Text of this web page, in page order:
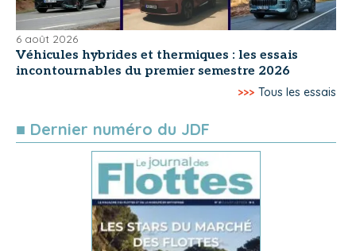
6 août 2026
Véhicules hybrides et thermiques : les essais
incontournables du premier semestre 2026
>>> Tous les essais
■ Dernier numéro du JDF